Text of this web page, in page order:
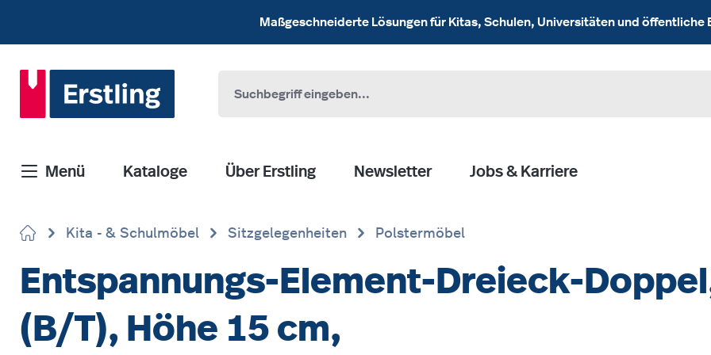
Maßgeschneiderte Lösungen für Kitas, Schulen, Universitäten und öffentliche
Menü Kataloge Über Erstling Newsletter Jobs & Karriere
Kita - & Schulmöbel Sitzgelegenheiten Polstermöbel
Entspannungs-Element-Dreieck-
(B/T), Höhe 15 cm,